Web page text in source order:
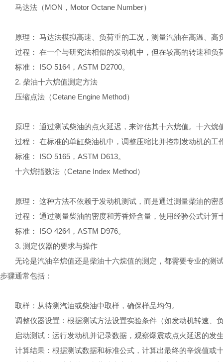
马达法（MON，Motor Octane Number）
原理： 马达法模拟高速、负荷重的工况，测量汽油在高温、
过程： 在一个与研究法相似的发动机中，但在较高的转速和
标准： ISO 5164，ASTM D2700。
2. 柴油十六烷值测定方法
压缩点法（Cetane Engine Method）
原理： 通过测试柴油的点火延迟，来评估其十六烷值。十六
过程： 在标准的单缸柴油机中，调整压缩比并控制发动机的
标准： ISO 5165，ASTM D613。
十六烷指数法（Cetane Index Method）
原理： 这种方法不依赖于发动机测试，而是通过测量柴油的
过程： 通过测量柴油的密度和芳香烃含量，使用经验公式计算
标准： ISO 4264，ASTM D976。
3. 测定仪器的要求与操作
无论是汽油辛烷值还是柴油十六烷值的测定，都需要专业的测
步骤通常包括：
取样：从待测汽油或柴油中取样，确保样品均匀。
调整仪器设置：根据测试方法设置实验条件（如发动机转速、
启动测试：运行发动机并记录数据，观察爆震或点火延迟的发
计算结果：根据测试数据和标准公式，计算出最终的辛烷值或